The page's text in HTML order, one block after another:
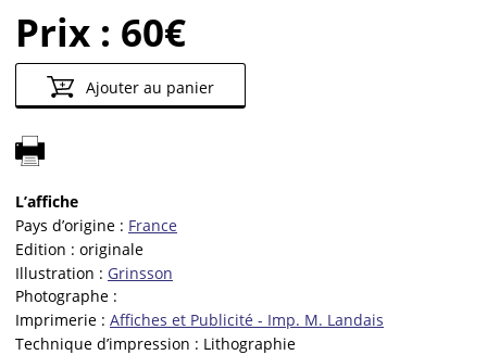
Prix : 60€
Ajouter au panier
L’affiche
Pays d’origine : France
Edition : originale
Illustration : Grinsson
Photographe :
Imprimerie : Affiches et Publicité - Imp. M. Landais
Technique d’impression : Lithographie